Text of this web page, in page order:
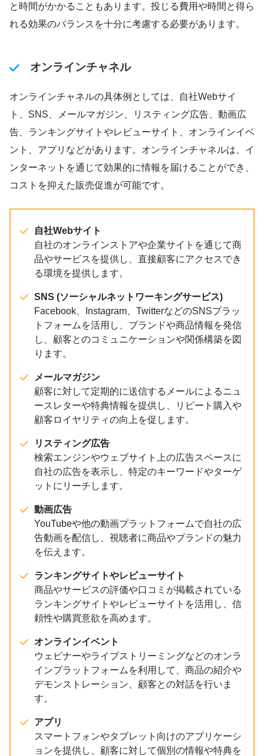
と時間がかかることもあります。投じる費用や時間と得ら
れる効果のバランスを十分に考慮する必要があります。
オンラインチャネル
オンラインチャネルの具体例としては、自社Webサイ
ト、SNS、メールマガジン、リスティング広告、動画広
告、ランキングサイトやレビューサイト、オンラインイベ
ント、アプリなどがあります。オンラインチャネルは、イ
ンターネットを通じて効果的に情報を届けることができ、
コストを抑えた販売促進が可能です。
自社Webサイト
自社のオンラインストアや企業サイトを通じて商
品やサービスを提供し、直接顧客にアクセスでき
る環境を提供します。
SNS (ソーシャルネットワーキングサービス)
Facebook、Instagram、TwitterなどのSNSプラッ
トフォームを活用し、ブランドや商品情報を発信
し、顧客とのコミュニケーションや関係構築を図
ります。
メールマガジン
顧客に対して定期的に送信するメールによるニュ
ースレターや特典情報を提供し、リピート購入や
顧客ロイヤリティの向上を促します。
リスティング広告
検索エンジンやウェブサイト上の広告スペースに
自社の広告を表示し、特定のキーワードやターゲ
ットにリーチします。
動画広告
YouTubeや他の動画プラットフォームで自社の広
告動画を配信し、視聴者に商品やブランドの魅力
を伝えます。
ランキングサイトやレビューサイト
商品やサービスの評価や口コミが掲載されている
ランキングサイトやレビューサイトを活用し、信
頼性や購買意欲を高めます。
オンラインイベント
ウェビナーやライブストリーミングなどのオンラ
インプラットフォームを利用して、商品の紹介や
デモンストレーション、顧客との対話を行いま
す。
アプリ
スマートフォンやタブレット向けのアプリケーシ
ョンを提供し、顧客に対して個別の情報や特典を